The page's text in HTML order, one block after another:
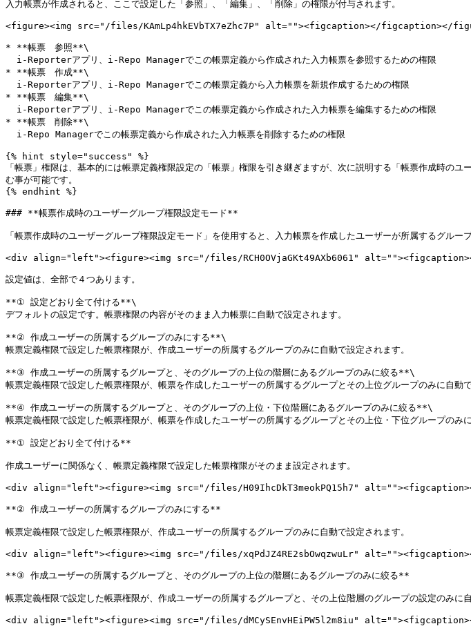
入力帳票が作成されると、ここで設定した「参照」、「編集」、「削除」の権限が付与されます。
<figure><img src="/files/KAmLp4hkEVbTX7eZhc7P" alt=""><figcaption></figcaption></
* **帳票　参照**\
* **帳票　作成**\
* **帳票　編集**\
* **帳票　削除**\
{% hint style="success" %}
「帳票」権限は、基本的には帳票定義権限設定の「帳票」権限を引き継ぎますが、次に説明する「帳票作成時の
む事が可能です。
{% endhint %}
### **帳票作成時のユーザーグループ権限設定モード**
「帳票作成時のユーザーグループ権限設定モード」を使用すると、入力帳票を作成したユーザーが所属するグル
<div align="left"><figure><img src="/files/RCH0OVjaGKt49AXb6061"
設定値は、全部で４つあります。
**① 設定どおり全て付ける**\
デフォルトの設定です。帳票権限の内容がそのまま入力帳票に自動で設定されます。
**② 作成ユーザーの所属するグループのみにする**\
帳票定義権限で設定した帳票権限が、作成ユーザーの所属するグループのみに自動で設定されます。
**③ 作成ユーザーの所属するグループと、そのグループの上位の階層にあるグループのみに絞る**\
帳票定義権限で設定した帳票権限が、帳票を作成したユーザーの所属するグループとその上位グループのみに自動で
**④ 作成ユーザーの所属するグループと、そのグループの上位・下位階層にあるグループのみに絞る**\
帳票定義権限で設定した帳票権限が、帳票を作成したユーザーの所属するグループとその上位・下位グループのみ
**① 設定どおり全て付ける**
作成ユーザーに関係なく、帳票定義権限で設定した帳票権限がそのまま設定されます。
<div align="left"><figure><img src="/files/H09IhcDkT3meokPQ15h7"
**② 作成ユーザーの所属するグループのみにする**
帳票定義権限で設定した帳票権限が、作成ユーザーの所属するグループのみに自動で設定されます。
<div align="left"><figure><img src="/files/xqPdJZ4RE2sbOwqzwuLr"
**③ 作成ユーザーの所属するグループと、そのグループの上位の階層にあるグループのみに絞る**
帳票定義権限で設定した帳票権限が、作成ユーザーの所属するグループと、その上位階層のグループの設定のみに
<div align="left"><figure><img src="/files/dMCySEnvHEiPW5l2m8iu"